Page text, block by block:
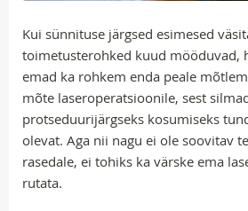
Kui sünnituse järgsed esimesed
toimetusterohked kuud mööduvad,
emad ka rohkem enda peale
mõte laseroperatsioonile, sest
protseduurijärgseks kosumiseks
olevat. Aga nii nagu ei ole soovitav
rasedale, ei tohiks ka värske ema
rutata.